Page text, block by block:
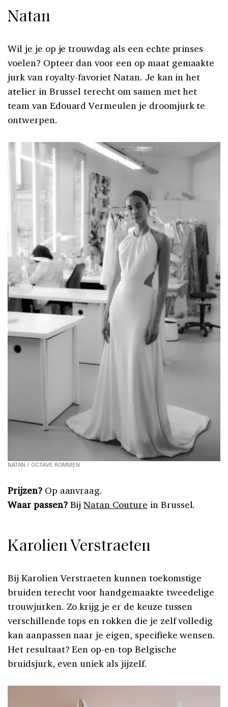
Natan
Wil je je op je trouwdag als een echte prinses
voelen? Opteer dan voor een op maat gemaakte
jurk van royalty-favoriet Natan. Je kan in het
atelier in Brussel terecht om samen met het
team van Edouard Vermeulen je droomjurk te
ontwerpen.
NATAN / OCTAVE ROMMEN
Prijzen?Op aanvraag.
Waar passen? BijNatan Couture in Brussel.
Karolien Verstraeten
Bij Karolien Verstraeten kunnen toekomstige
bruiden terecht voor handgemaakte tweedelige
trouwjurken. Zo krijg je er de keuze tussen
verschillende tops en rokken die je zelf volledig
kan aanpassen naar je eigen, specifieke wensen.
Het resultaat? Een op-en-top Belgische
bruidsjurk, even uniek als jijzelf.